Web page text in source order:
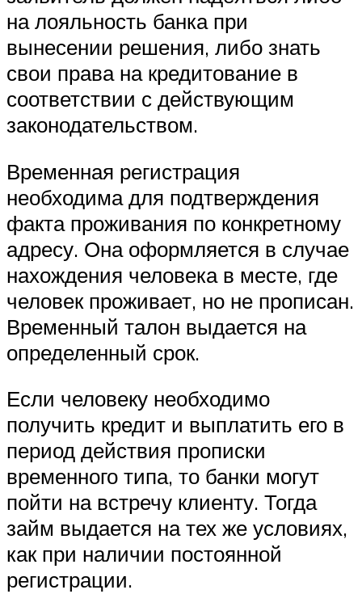
на лояльность банка при
вынесении решения, либо знать
свои права на кредитование в
соответствии с действующим
законодательством.
Временная регистрация
необходима для подтверждения
факта проживания по конкретному
адресу. Она оформляется в случае
нахождения человека в месте, где
человек проживает, но не прописан.
Временный талон выдается на
определенный срок.
Если человеку необходимо
получить кредит и выплатить его в
период действия прописки
временного типа, то банки могут
пойти на встречу клиенту. Тогда
займ выдается на тех же условиях,
как при наличии постоянной
регистрации.